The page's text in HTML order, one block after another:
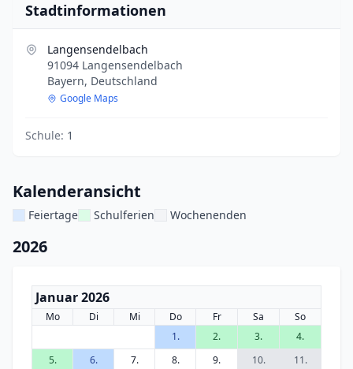
Stadtinformationen
Langensendelbach
91094 Langensendelbach
Bayern, Deutschland
Google Maps
Schule: 1
Kalenderansicht
Feiertage Schulferien Wochenenden
2026
Januar 2026
Mo Di Mi Do Fr Sa
So
1.
2. 3.
4.
5.
6. 7. 8. 9. 10.
11.